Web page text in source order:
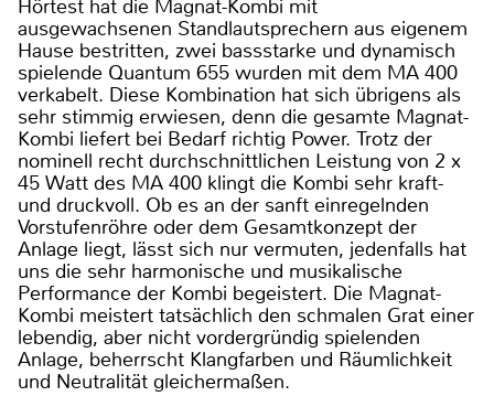
Hörtest hat die Magnat-Kombi mit
ausgewachsenen Standlautsprechern aus eigenem
Hause bestritten, zwei bassstarke und dynamisch
spielende Quantum 655 wurden mit dem MA 400
verkabelt. Diese Kombination hat sich übrigens als
sehr stimmig erwiesen, denn die gesamte Magnat-
Kombi liefert bei Bedarf richtig Power. Trotz der
nominell recht durchschnittlichen Leistung von 2 x
45 Watt des MA 400 klingt die Kombi sehr kraft-
und druckvoll. Ob es an der sanft einregelnden
Vorstufenröhre oder dem Gesamtkonzept der
Anlage liegt, lässt sich nur vermuten, jedenfalls hat
uns die sehr harmonische und musikalische
Performance der Kombi begeistert. Die Magnat-
Kombi meistert tatsächlich den schmalen Grat einer
lebendig, aber nicht vordergründig spielenden
Anlage, beherrscht Klangfarben und Räumlichkeit
und Neutralität gleichermaßen.